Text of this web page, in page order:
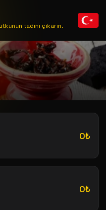
tadını çıkarın.
0₺
0₺